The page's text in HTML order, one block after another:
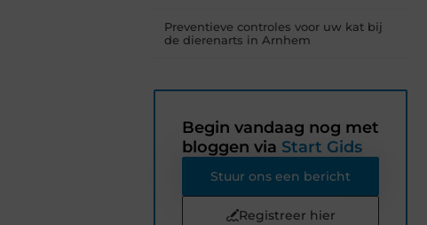
Preventieve controles voor uw kat bij
de dierenarts in Arnhem
Begin vandaag nog met
bloggen via Start Gids
Stuur ons een bericht
Registreer hier